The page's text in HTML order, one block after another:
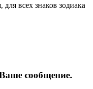
всех знаков зодиака
сообщение.